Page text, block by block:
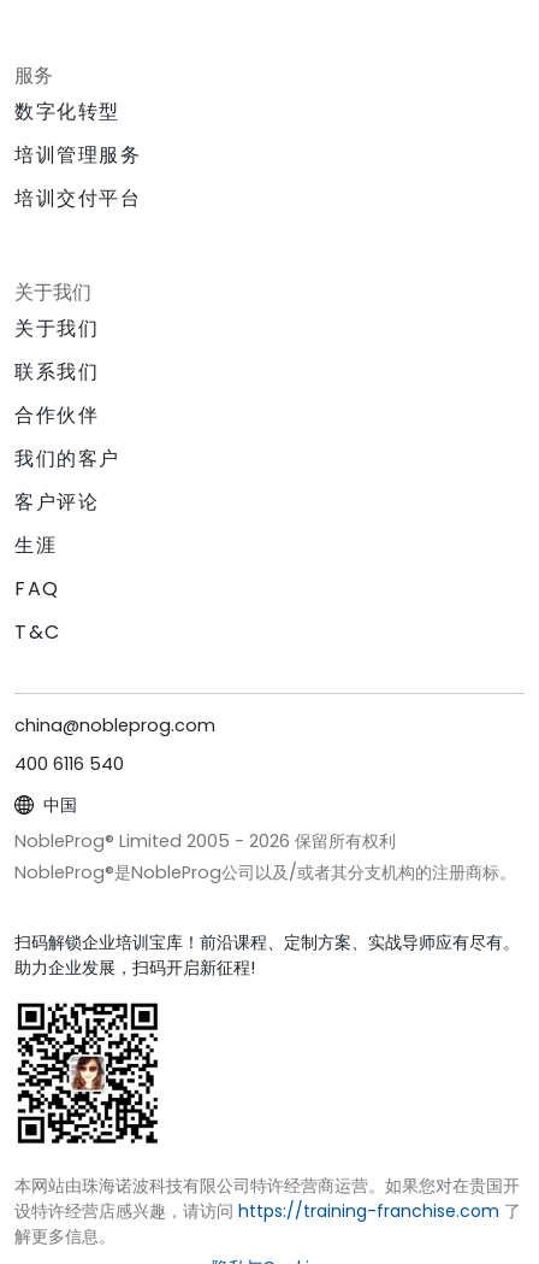
服务
数字化转型
培训管理服务
培训交付平台
关于我们
关于我们
联系我们
合作伙伴
我们的客户
客户评论
生涯
FAQ
T&C
china@nobleprog.com
400 6116 540
中国
NobleProg® Limited 2005 - 2026 保留所有权利
NobleProg®是NobleProg公司以及/或者其分支机构的注册商标。
扫码解锁企业培训宝库！前沿课程、定制方案、实战导师应有尽有。
助力企业发展，扫码开启新征程!
本网站由珠海诺波科技有限公司特许经营商运营。如果您对在贵国开
设特许经营店感兴趣，请访问 https://training-franchise.com 了
解更多信息。